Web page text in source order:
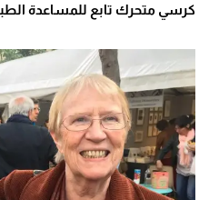
كرسي متحرك تابع للمساعدة